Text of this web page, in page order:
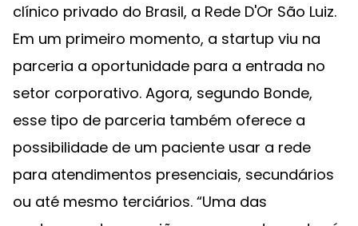
clínico privado do Brasil, a Rede D'Or São Luiz.
Em um primeiro momento, a startup viu na
parceria a oportunidade para a entrada no
setor corporativo. Agora, segundo Bonde,
esse tipo de parceria também oferece a
possibilidade de um paciente usar a rede
para atendimentos presenciais, secundários
ou até mesmo terciários. “Uma das